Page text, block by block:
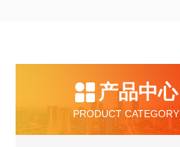
产品中心
PRODUCT CATEGORY